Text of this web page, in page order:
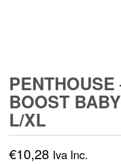
BOOST
L/XL
€10,28 Iva Inc.